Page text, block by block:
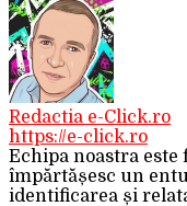
Redactia e-Click.ro
https://e-click.ro
Echipa noastra
împărtășesc un
identificarea și